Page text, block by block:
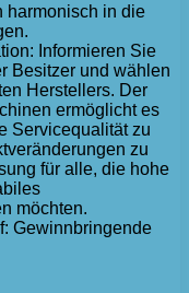
harmonisch in die
Informieren Sie
Besitzer und wählen
Herstellers. Der
ermöglicht es
Servicequalität zu
zu
für alle, die hohe
möchten.
Gewinnbringende